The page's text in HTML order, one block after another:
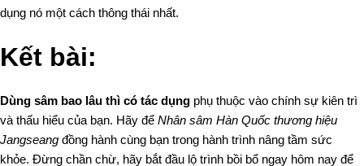
dụng nó một cách thông thái nhất.
Kết bài:
Dùng sâm bao lâu thì có tác dụng phụ thuộc vào chính sự kiên trì
và thấu hiểu của bạn. Hãy để Nhân sâm Hàn Quốc thương hiệu
Jangseang đồng hành cùng bạn trong hành trình nâng tầm sức
khỏe. Đừng chần chừ, hãy bắt đầu lộ trình bồi bổ ngay hôm nay để